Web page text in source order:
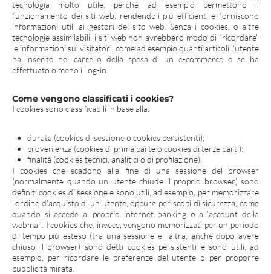
tecnologia molto utile, perché ad esempio permettono il
funzionamento dei siti web, rendendoli più efficienti e forniscono
informazioni utili ai gestori dei sito web. Senza i cookies, o altre
tecnologie assimilabili, i siti web non avrebbero modo di “ricordare”
le informazioni sui visitatori, come ad esempio quanti articoli l’utente
ha inserito nel carrello della spesa di un e-commerce o se ha
effettuato o meno il log-in.
Come vengono classificati i cookies?
I cookies sono classificabili in base alla:
durata (cookies di sessione o cookies persistenti);
provenienza (cookies di prima parte o cookies di terze parti);
finalità (cookies tecnici, analitici o di profilazione).
I cookies che scadono alla fine di una sessione del browser
(normalmente quando un utente chiude il proprio browser) sono
definiti cookies di sessione e sono utili, ad esempio, per memorizzare
l’ordine d’acquisto di un utente, oppure per scopi di sicurezza, come
quando si accede al proprio internet banking o all’account della
webmail. I cookies che, invece, vengono memorizzati per un periodo
di tempo più esteso (tra una sessione e l’altra, anche dopo avere
chiuso il browser) sono detti cookies persistenti e sono utili, ad
esempio, per ricordare le preferenze dell’utente o per proporre
pubblicità mirata.